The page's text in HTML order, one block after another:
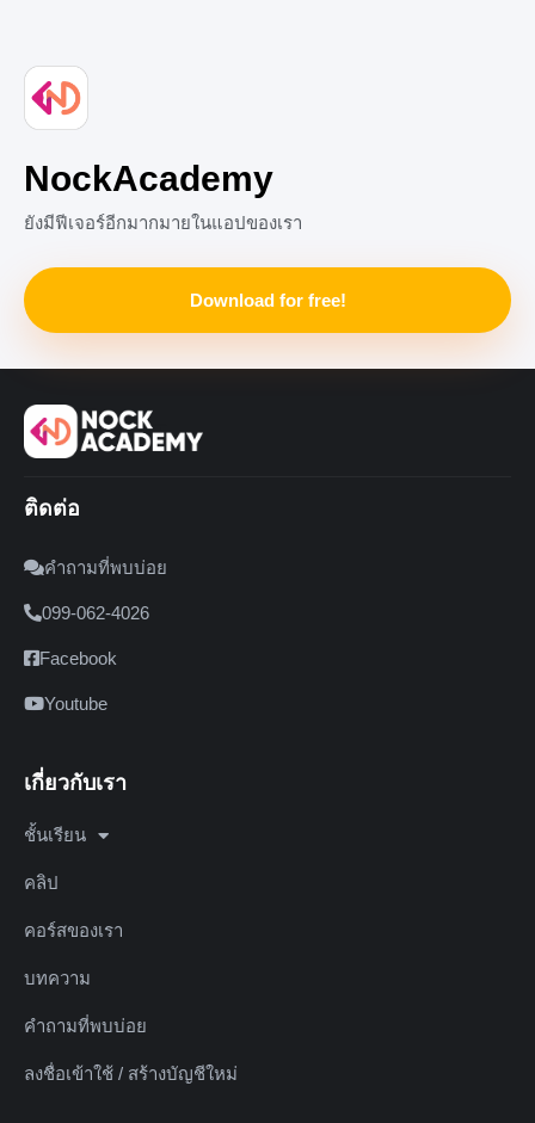
NockAcademy
ยังมีฟีเจอร์อีกมากมายในแอปของเรา
Download for free!
ติดต่อ
คำถามที่พบบ่อย
099-062-4026
Facebook
Youtube
เกี่ยวกับเรา
ชั้นเรียน
คลิป
คอร์สของเรา
บทความ
คำถามที่พบบ่อย
ลงชื่อเข้าใช้ / สร้างบัญชีใหม่